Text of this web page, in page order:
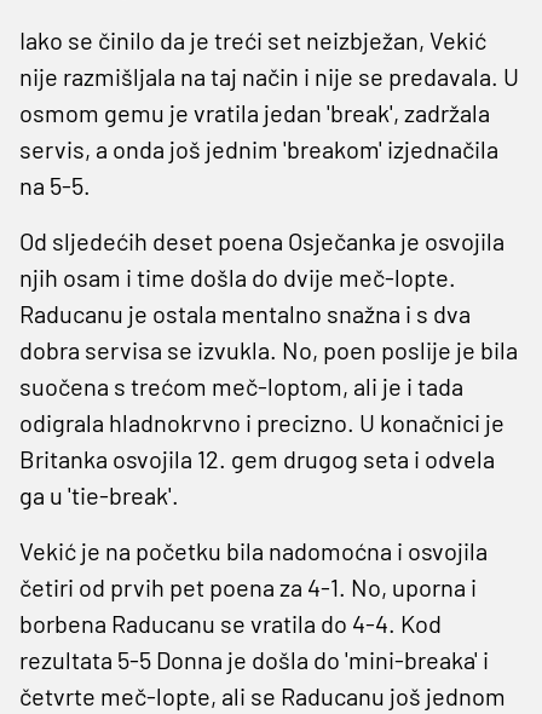
Iako se činilo da je treći set neizbježan, Vekić
nije razmišljala na taj način i nije se predavala. U
osmom gemu je vratila jedan 'break', zadržala
servis, a onda još jednim 'breakom' izjednačila
na 5-5.
Od sljedećih deset poena Osječanka je osvojila
njih osam i time došla do dvije meč-lopte.
Raducanu je ostala mentalno snažna i s dva
dobra servisa se izvukla. No, poen poslije je bila
suočena s trećom meč-loptom, ali je i tada
odigrala hladnokrvno i precizno. U konačnici je
Britanka osvojila 12. gem drugog seta i odvela
ga u 'tie-break'.
Vekić je na početku bila nadomoćna i osvojila
četiri od prvih pet poena za 4-1. No, uporna i
borbena Raducanu se vratila do 4-4. Kod
rezultata 5-5 Donna je došla do 'mini-breaka' i
četvrte meč-lopte, ali se Raducanu još jednom